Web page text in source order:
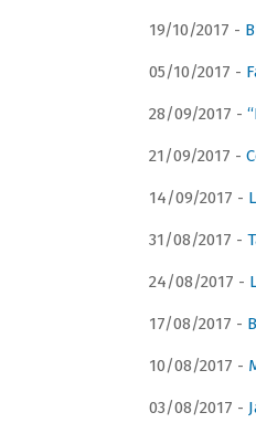
19/10/2017 -
05/10/2017 -
28/09/2017 -
21/09/2017 -
14/09/2017 -
31/08/2017 -
24/08/2017 -
17/08/2017 -
10/08/2017 -
03/08/2017 -